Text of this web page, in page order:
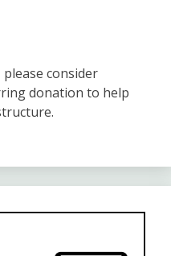
consider
donation to help